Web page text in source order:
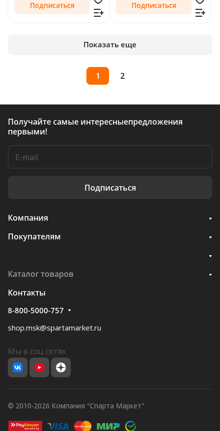
Подписаться Подписаться
Показать еще
1 2
Получайте самые интересныепредложения
первыми!
Подписаться
Компания
Покупателям
Каталог товаров
Контакты
8-800-5000-757
shop.msk@spartamarket.ru
Мы в соц сетях
© 2010-2026 Компания "Спарта Маркет"